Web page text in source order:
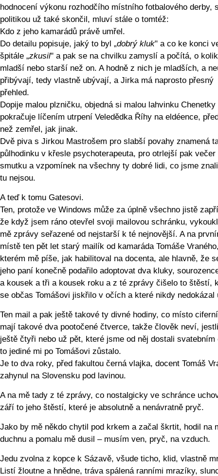
hodnocení výkonu rozhodčího místního fotbalového derby,
politikou už také skončil, mluví stále o tomtéž:
Kdo z jeho kamarádů právě umřel.
Do detailu popisuje, jaký to byl „dobrý kluk" a co ke konci
špitále „zkusil" a pak se na chvilku zamyslí a počítá, o
mladší nebo starší než on. A hodně z nich je mladších, a
přibývají, tedy vlastně ubývají, a Jirka má naprosto přesný
přehled.
Dopije malou plzničku, objedná si malou lahvinku Chenetky
pokračuje líčením utrpení Veledědka Říhy na eldéence,
než zemřel, jak jinak.
Dvě piva s Jirkou Mastrošem pro slabší povahy znamená
půlhodinku v křesle psychoterapeuta, pro otrlejší pak večer
smutku a vzpomínek na všechny ty dobré lidi, co jsme
tu nejsou.
A teď k tomu Gatesovi.
Ten, protože ve Windows může za úplně všechno jistě
že když jsem ráno otevřel svoji mailovou schránku,
mě zprávy seřazené od nejstarší k té nejnovější. A na
místě ten pět let starý mailík od kamaráda Tomáše
kterém mě píše, jak habilitoval na docenta, ale hlavně, že
jeho paní konečně podařilo adoptovat dva kluky,
a kousek a tři a kousek roku a z té zprávy čišelo to štěstí,
se občas Tomášovi jiskřilo v očích a které nikdy nedokázal
Ten mail a pak ještě takové ty divné hodiny, co místo
mají takové dva pootočené čtverce, takže člověk neví,
ještě čtyři nebo už pět, které jsme od něj dostali svatebním
to jediné mi po Tomášovi zůstalo.
Je to dva roky, před fakultou černá vlajka, docent Tomáš
zahynul na Slovensku pod lavinou.
A na mě tady z té zprávy, co nostalgicky ve schránce
září to jeho štěstí, které je absolutně a nenávratně pryč.
Jako by mě někdo chytil pod krkem a začal škrtit, hodil na
duchnu a pomalu mě dusil – musím ven, pryč, na vzduch.
Jedu zvolna z kopce k Sázavě, všude ticho, klid, vlastně
Listí žloutne a hnědne, tráva spálená ranními mrazíky,